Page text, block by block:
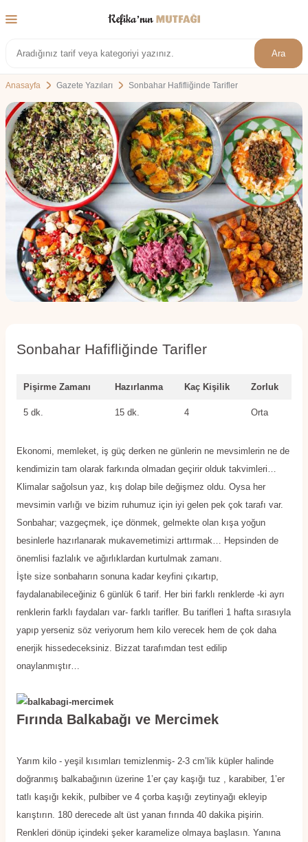
Ara
Anasayfa Gazete Yazıları Sonbahar Hafifliğinde Tarifler
Sonbahar Hafifliğinde Tarifler
Pişirme Zamanı Hazırlanma Kaç Kişilik Zorluk
5 dk. 15 dk. 4 Orta
Ekonomi, memleket, iş güç derken ne günlerin ne mevsimlerin ne de
kendimizin tam olarak farkında olmadan geçirir olduk takvimleri…
Klimalar sağolsun yaz, kış dolap bile değişmez oldu. Oysa her
mevsimin varlığı ve bizim ruhumuz için iyi gelen pek çok tarafı var.
Sonbahar; vazgeçmek, içe dönmek, gelmekte olan kışa yoğun
besinlerle hazırlanarak mukavemetimizi arttırmak… Hepsinden de
önemlisi fazlalık ve ağırlıklardan kurtulmak zamanı.
İşte size sonbaharın sonuna kadar keyfini çıkartıp,
faydalanabileceğiniz 6 günlük 6 tarif. Her biri farklı renklerde -ki ayrı
renklerin farklı faydaları var- farklı tarifler. Bu tarifleri 1 hafta sırasıyla
yapıp yerseniz söz veriyorum hem kilo verecek hem de çok daha
enerjik hissedeceksiniz. Bizzat tarafımdan test edilip
onaylanmıştır…
Fırında Balkabağı ve Mercimek
Yarım kilo - yeşil kısımları temizlenmiş- 2-3 cm’lik küpler halinde
doğranmış balkabağının üzerine 1’er çay kaşığı tuz , karabiber, 1’er
tatlı kaşığı kekik, pulbiber ve 4 çorba kaşığı zeytinyağı ekleyip
karıştırın. 180 derecede alt üst yanan fırında 40 dakika pişirin.
Renkleri dönüp içindeki şeker karamelize olmaya başlasın. Yanına